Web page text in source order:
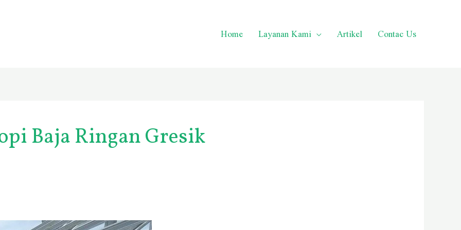
Home Layanan Kami Artikel Contac Us
Baja Ringan Gresik